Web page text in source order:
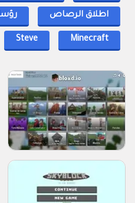
اطلاق الرصاص
Minecraft
Steve